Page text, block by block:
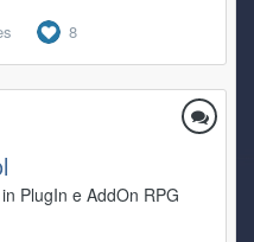
8
PlugIn e AddOn RPG